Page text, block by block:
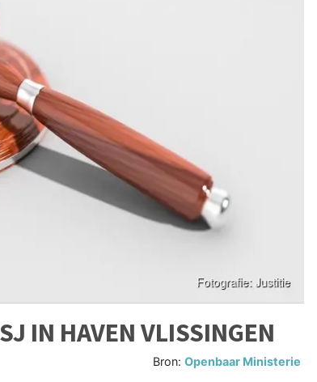
IN HAVEN VLISSINGEN
Bron:Openbaar Ministerie